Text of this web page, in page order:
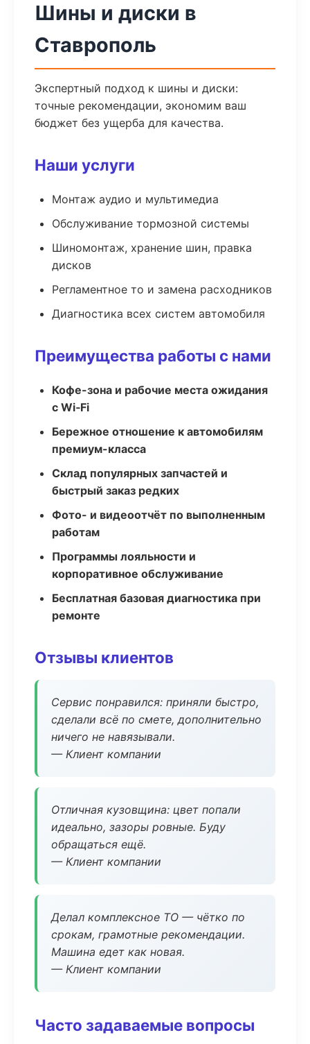
Шины и диски в
Ставрополь
Экспертный подход к шины и диски:
точные рекомендации, экономим ваш
бюджет без ущерба для качества.
Наши услуги
Монтаж аудио и мультимедиа
Обслуживание тормозной системы
Шиномонтаж, хранение шин, правка
дисков
Регламентное то и замена расходников
Диагностика всех систем автомобиля
Преимущества работы с нами
Кофе-зона и рабочие места ожидания
с Wi‑Fi
Бережное отношение к автомобилям
премиум-класса
Склад популярных запчастей и
быстрый заказ редких
Фото- и видеоотчёт по выполненным
работам
Программы лояльности и
корпоративное обслуживание
Бесплатная базовая диагностика при
ремонте
Отзывы клиентов
Сервис понравился: приняли быстро,
сделали всё по смете, дополнительно
ничего не навязывали.
— Клиент компании
Отличная кузовщина: цвет попали
идеально, зазоры ровные. Буду
обращаться ещё.
— Клиент компании
Делал комплексное ТО — чётко по
срокам, грамотные рекомендации.
Машина едет как новая.
— Клиент компании
Часто задаваемые вопросы